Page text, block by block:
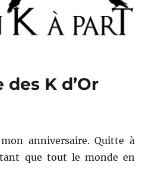
K d’Or
mon anniversaire. Quitte à
que tout le monde en